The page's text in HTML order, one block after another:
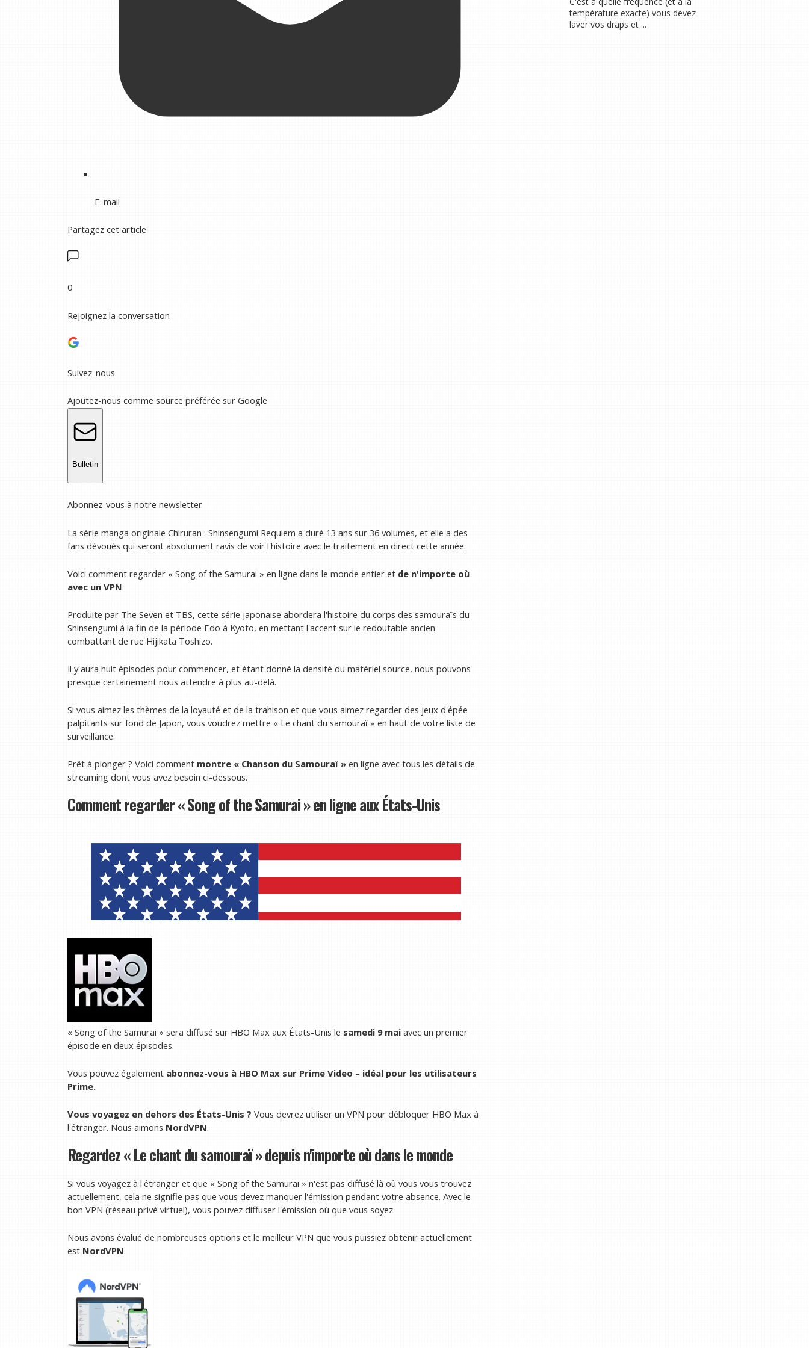
E-mail
Partagez cet article
0
Rejoignez la conversation
Suivez-nous
Ajoutez-nous comme source préférée sur Google
Bulletin
Abonnez-vous à notre newsletter
La série manga originale Chiruran : Shinsengumi Requiem a duré 13 ans sur 36 volumes, et elle a des
fans dévoués qui seront absolument ravis de voir l'histoire avec le traitement en direct cette année.
Voici comment regarder « Song of the Samurai » en ligne dans le monde entier et de n'importe où
avec un VPN.
Produite par The Seven et TBS, cette série japonaise abordera l'histoire du corps des samouraïs du
Shinsengumi à la fin de la période Edo à Kyoto, en mettant l'accent sur le redoutable ancien
combattant de rue Hijikata Toshizo.
Il y aura huit épisodes pour commencer, et étant donné la densité du matériel source, nous pouvons
presque certainement nous attendre à plus au-delà.
Si vous aimez les thèmes de la loyauté et de la trahison et que vous aimez regarder des jeux d'épée
palpitants sur fond de Japon, vous voudrez mettre « Le chant du samouraï » en haut de votre liste de
surveillance.
Prêt à plonger ? Voici comment montre « Chanson du Samouraï » en ligne avec tous les détails de
streaming dont vous avez besoin ci-dessous.
Comment regarder « Song of the Samurai » en ligne aux États-Unis
« Song of the Samurai » sera diffusé sur HBO Max aux États-Unis le samedi 9 mai avec un premier
épisode en deux épisodes.
Vous pouvez également abonnez-vous à HBO Max sur Prime Video – idéal pour les utilisateurs
Prime.
Vous voyagez en dehors des États-Unis ? Vous devrez utiliser un VPN pour débloquer HBO Max à
l'étranger. Nous aimons NordVPN.
Regardez « Le chant du samouraï » depuis n'importe où dans le monde
Si vous voyagez à l'étranger et que « Song of the Samurai » n'est pas diffusé là où vous vous trouvez
actuellement, cela ne signifie pas que vous devez manquer l'émission pendant votre absence. Avec le
bon VPN (réseau privé virtuel), vous pouvez diffuser l'émission où que vous soyez.
Nous avons évalué de nombreuses options et le meilleur VPN que vous puissiez obtenir actuellement
est NordVPN.
température exacte) vous devez
laver vos draps et ...